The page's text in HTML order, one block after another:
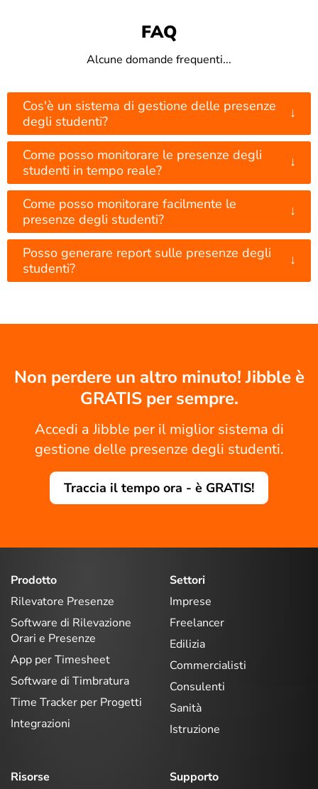
FAQ
Alcune domande frequenti...
Cos'è un sistema di gestione delle presenze
degli studenti?
↓
Come posso monitorare le presenze degli
studenti in tempo reale?
↓
Come posso monitorare facilmente le
presenze degli studenti?
↓
Posso generare report sulle presenze degli
studenti?
↓
Non perdere un altro minuto! Jibble è
GRATIS per sempre.
Accedi a Jibble per il miglior sistema di
gestione delle presenze degli studenti.
Traccia il tempo ora - è GRATIS!
Prodotto
Rilevatore Presenze
Software di Rilevazione
Orari e Presenze
App per Timesheet
Software di Timbratura
Time Tracker per Progetti
Integrazioni
Settori
Imprese
Freelancer
Edilizia
Commercialisti
Consulenti
Sanità
Istruzione
Risorse
Supporto